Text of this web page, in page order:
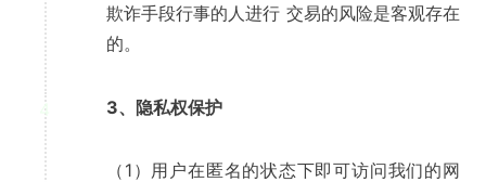
欺诈手段行事的人进行 交易的风险是客观存在
的。
4 3、隐私权保护
（1）用户在匿名的状态下即可访问我们的网